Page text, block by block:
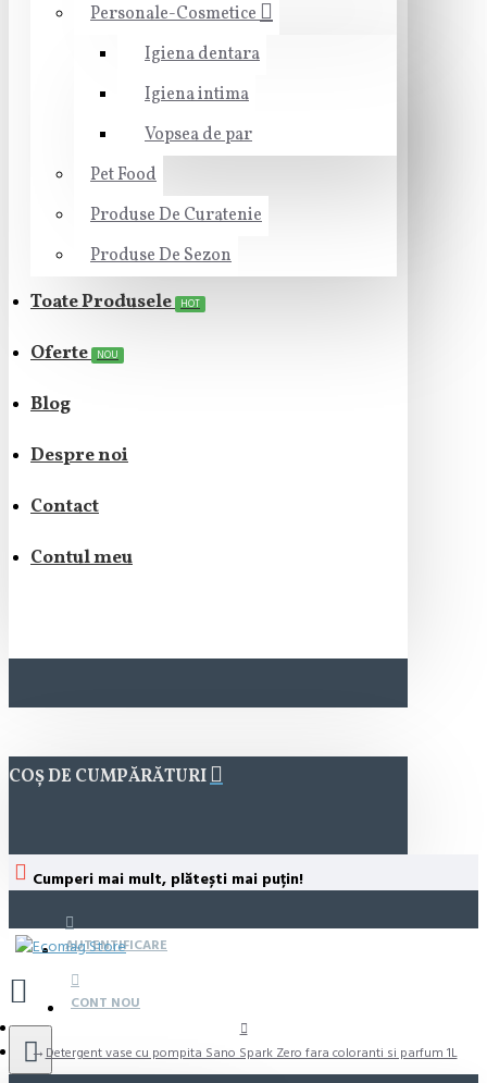
Personale-Cosmetice
Igiena dentara
Igiena intima
Vopsea de par
Pet Food
Produse De Curatenie
Produse De Sezon
Toate Produsele HOT
Oferte NOU
Blog
Despre noi
Contact
Contul meu
COȘ DE CUMPĂRĂTURI
Cumperi mai mult, plătești mai puțin!
AUTENTIFICARE
CONT NOU
Detergent vase cu pompita Sano Spark Zero fara coloranti si parfum 1L